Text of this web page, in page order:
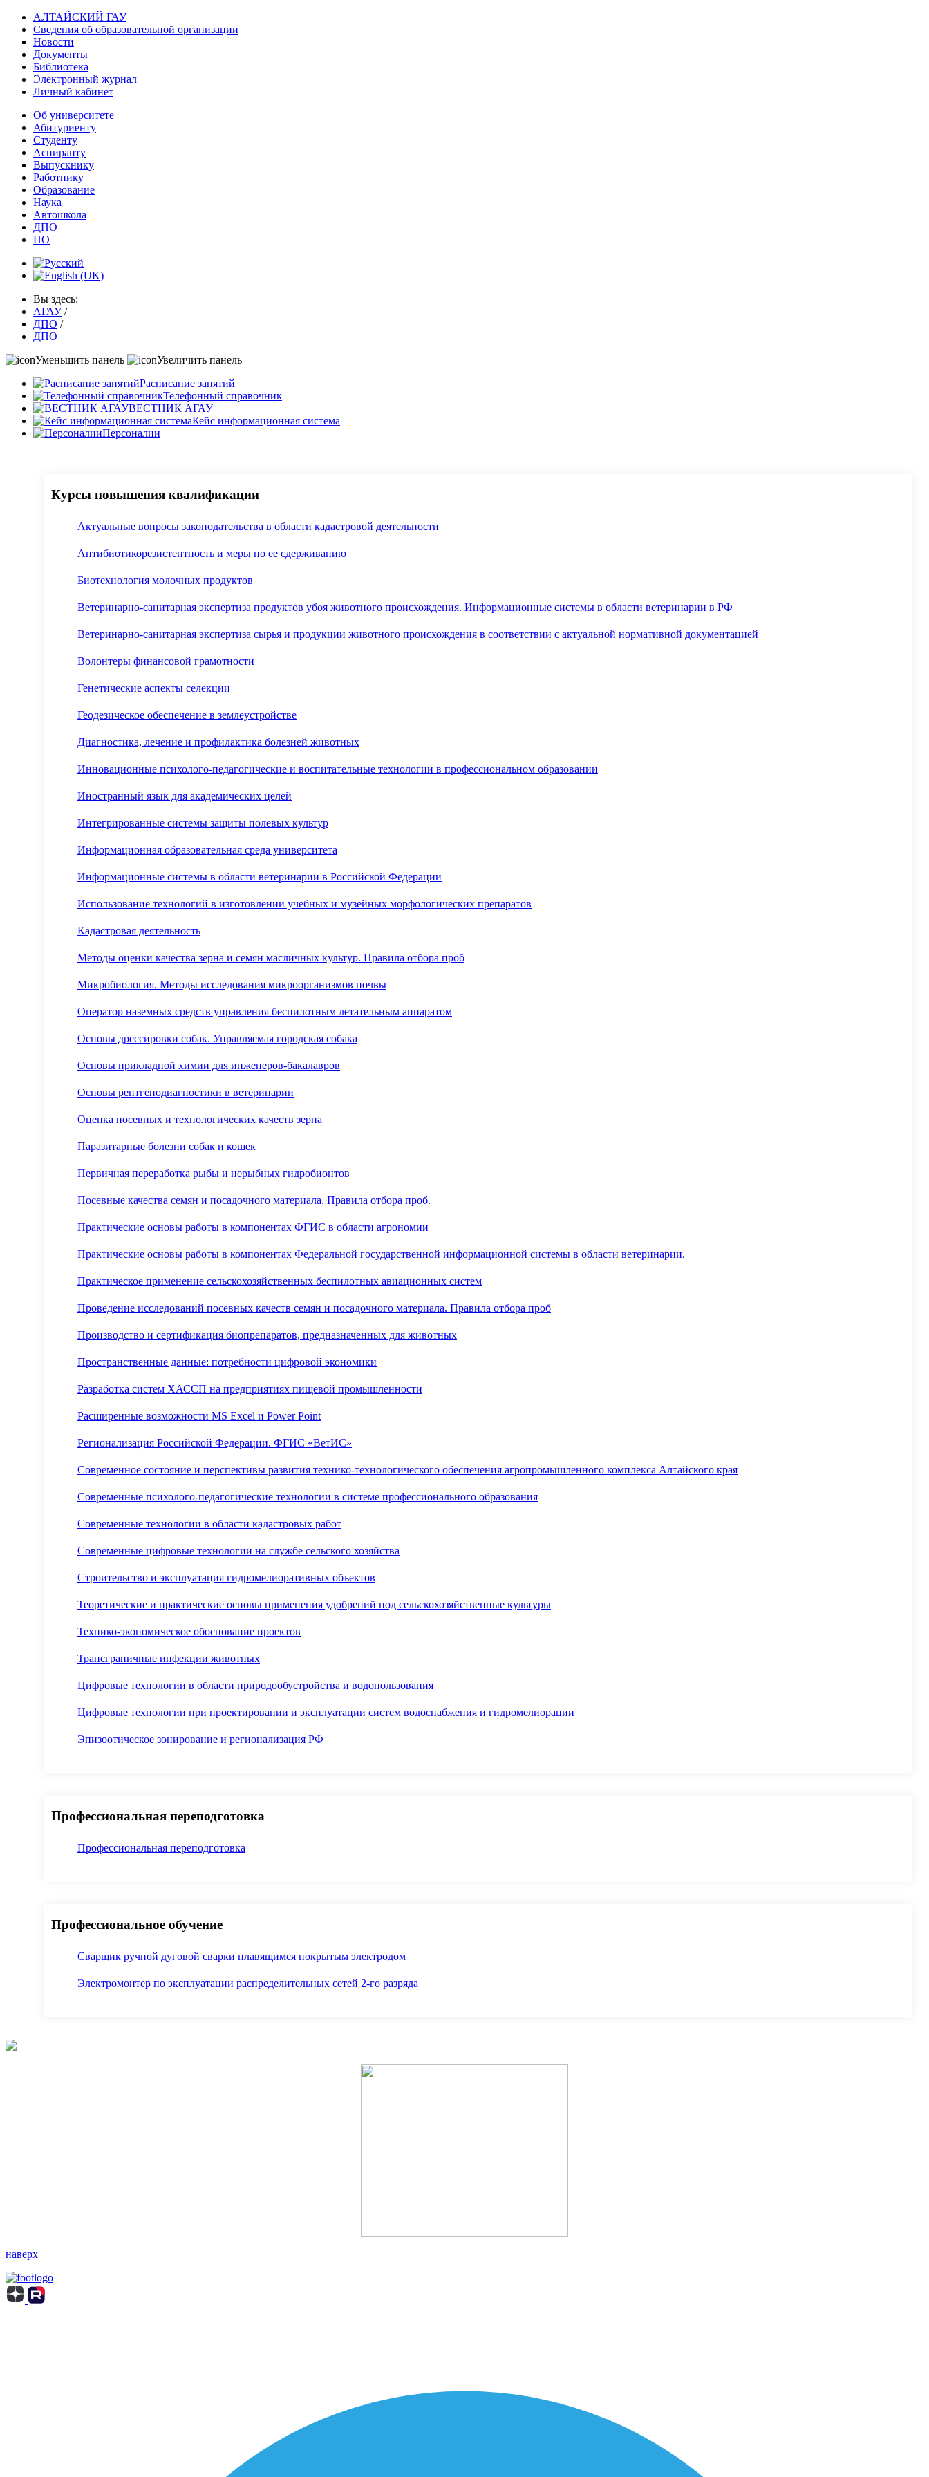
АЛТАЙСКИЙ ГАУ
Сведения об образовательной организации
Новости
Документы
Библиотека
Электронный журнал
Личный кабинет
Об университете
Абитуриенту
Студенту
Аспиранту
Выпускнику
Работнику
Образование
Наука
Автошкола
ДПО
ПО
Вы здесь:
АГАУ /
ДПО /
ДПО
Уменьшить панель
Увеличить панель
Расписание занятий
Телефонный справочник
ВЕСТНИК АГАУ
Кейс информационная система
Персоналии
Курсы повышения квалификации
Актуальные вопросы законодательства в области кадастровой деятельности
Антибиотикорезистентность и меры по ее сдерживанию
Биотехнология молочных продуктов
Ветеринарно-санитарная экспертиза продуктов убоя животного происхождения. Информационные системы в области ветеринарии в РФ
Ветеринарно-санитарная экспертиза сырья и продукции животного происхождения в соответствии с актуальной нормативной документацией
Волонтеры финансовой грамотности
Генетические аспекты селекции
Геодезическое обеспечение в землеустройстве
Диагностика, лечение и профилактика болезней животных
Инновационные психолого-педагогические и воспитательные технологии в профессиональном образовании
Иностранный язык для академических целей
Интегрированные системы защиты полевых культур
Информационная образовательная среда университета
Информационные системы в области ветеринарии в Российской Федерации
Использование технологий в изготовлении учебных и музейных морфологических препаратов
Кадастровая деятельность
Методы оценки качества зерна и семян масличных культур. Правила отбора проб
Микробиология. Методы исследования микроорганизмов почвы
Оператор наземных средств управления беспилотным летательным аппаратом
Основы дрессировки собак. Управляемая городская собака
Основы прикладной химии для инженеров-бакалавров
Основы рентгенодиагностики в ветеринарии
Оценка посевных и технологических качеств зерна
Паразитарные болезни собак и кошек
Первичная переработка рыбы и нерыбных гидробионтов
Посевные качества семян и посадочного материала. Правила отбора проб.
Практические основы работы в компонентах ФГИС в области агрономии
Практические основы работы в компонентах Федеральной государственной информационной системы в области ветеринарии.
Практическое применение сельскохозяйственных беспилотных авиационных систем
Проведение исследований посевных качеств семян и посадочного материала. Правила отбора проб
Производство и сертификация биопрепаратов, предназначенных для животных
Пространственные данные: потребности цифровой экономики
Разработка систем ХАССП на предприятиях пищевой промышленности
Расширенные возможности MS Excel и Power Point
Регионализация Российской Федерации. ФГИС «ВетИС»
Современное состояние и перспективы развития технико-технологического обеспечения агропромышленного комплекса Алтайского края
Современные психолого-педагогические технологии в системе профессионального образования
Современные технологии в области кадастровых работ
Современные цифровые технологии на службе сельского хозяйства
Строительство и эксплуатация гидромелиоративных объектов
Теоретические и практические основы применения удобрений под сельскохозяйственные культуры
Технико-экономическое обоснование проектов
Трансграничные инфекции животных
Цифровые технологии в области природообустройства и водопользования
Цифровые технологии при проектировании и эксплуатации систем водоснабжения и гидромелиорации
Эпизоотическое зонирование и регионализация РФ
Профессиональная переподготовка
Профессиональная переподготовка
Профессиональное обучение
Сварщик ручной дуговой сварки плавящимся покрытым электродом
Электромонтер по эксплуатации распределительных сетей 2-го разряда
наверх